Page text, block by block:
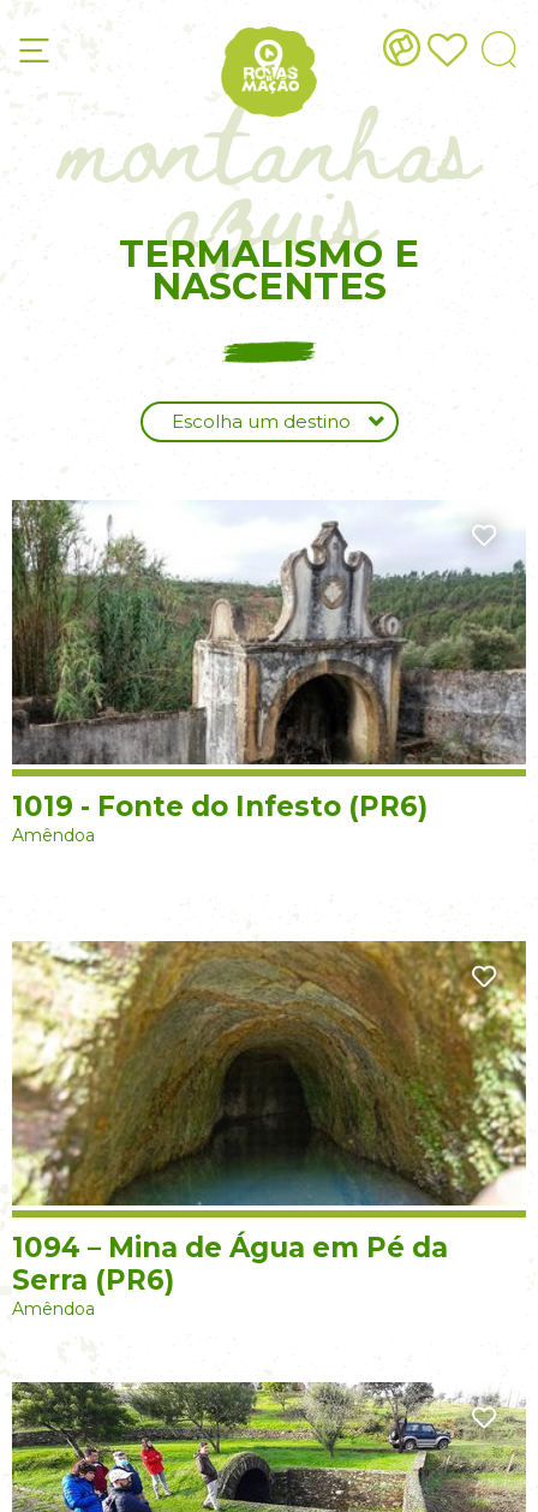
montanhas
azuis
TERMALISMO E
NASCENTES
1019 - Fonte do Infesto (PR6)
Amêndoa
1094 – Mina de Água em Pé da
Serra (PR6)
Amêndoa